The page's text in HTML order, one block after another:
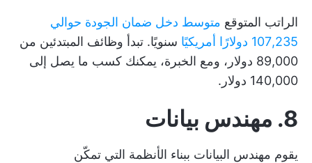
الراتب المتوقع متوسط دخل ضمان الجودة حوالي
107,235 دولارًا أمريكيًا
سنويًا. تبدأ وظائف المبتدئين من
89,000 دولار، ومع الخبرة، يمكنك كسب ما يصل إلى
140,000 دولار.
8. مهندس بيانات
يقوم مهندس البيانات ببناء الأنظمة التي تمكّن